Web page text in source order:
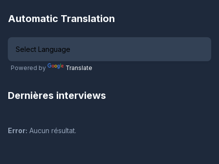
Automatic Translation
Powered by Translate
Dernières interviews
Error: Aucun résultat.